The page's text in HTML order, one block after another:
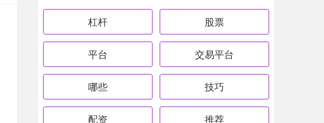
杠杆 股票
平台 交易平台
哪些 技巧
配资 推荐